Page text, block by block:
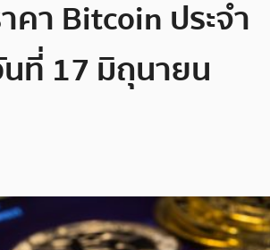
คา Bitcoin ประจำ
ที่ 17 มิถุนายน